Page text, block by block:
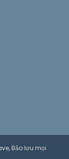
Bảo lưu mọi